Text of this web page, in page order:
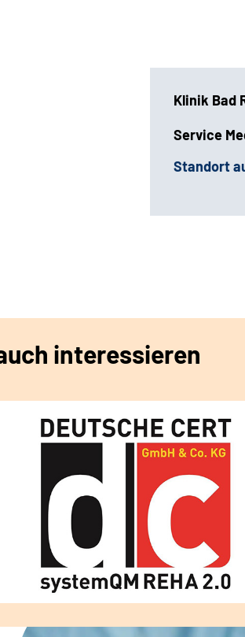
Klinik Bad
Service
Standort
interessieren